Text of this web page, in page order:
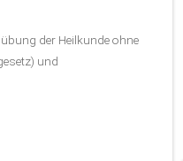
der Heilkunde ohne
und